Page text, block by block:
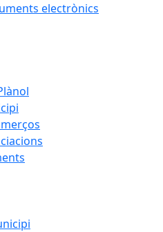
electrònics